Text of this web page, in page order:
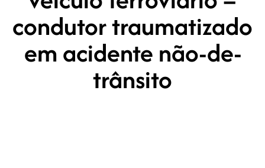
condutor traumatizado
em acidente não-de-
trânsito